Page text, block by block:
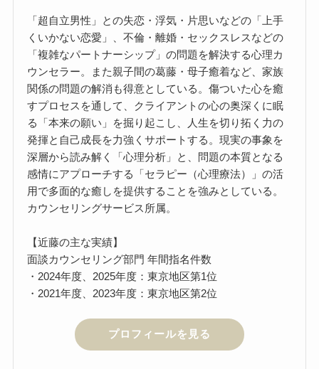
「超自立男性」との失恋・浮気・片思いなどの「上手
くいかない恋愛」、不倫・離婚・セックスレスなどの
「複雑なパートナーシップ」の問題を解決する心理カ
ウンセラー。また親子間の葛藤・母子癒着など、家族
関係の問題の解消も得意としている。傷ついた心を癒
すプロセスを通して、クライアントの心の奥深くに眠
る「本来の願い」を掘り起こし、人生を切り拓く力の
発揮と自己成長を力強くサポートする。現実の事象を
深層から読み解く「心理分析」と、問題の本質となる
感情にアプローチする「セラピー（心理療法）」の活
用で多面的な癒しを提供することを強みとしている。
カウンセリングサービス所属。
【近藤の主な実績】
面談カウンセリング部門 年間指名件数
・2024年度、2025年度：東京地区第1位
・2021年度、2023年度：東京地区第2位
プロフィールを見る